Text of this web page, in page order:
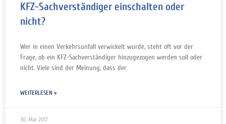
KFZ-Sachverständiger einschalten oder
nicht?
Wer in einen Verkehrsunfall verwickelt wurde, steht oft vor der
Frage, ob ein KFZ-Sachverständiger hinzugezogen werden soll oder
nicht. Viele sind der Meinung, dass der
WEITERLESEN »
30. Mai 2017